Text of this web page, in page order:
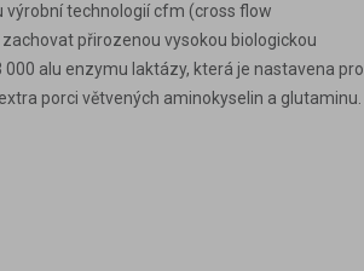
výrobní technologií cfm (cross flow
přirozenou vysokou biologickou
alu enzymu laktázy, která je nastavena pro
porci větvených aminokyselin a glutaminu.